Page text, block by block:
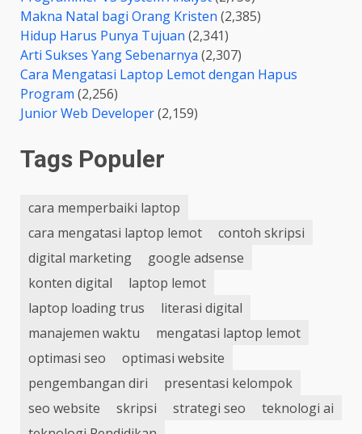
Makna Natal bagi Orang Kristen (2,385)
Hidup Harus Punya Tujuan (2,341)
Arti Sukses Yang Sebenarnya (2,307)
Cara Mengatasi Laptop Lemot dengan Hapus
Program (2,256)
Junior Web Developer(2,159)
Tags Populer
cara memperbaiki laptop
cara mengatasi laptop lemot
contoh skripsi
digital marketing
google adsense
konten digital
laptop lemot
laptop loading trus
literasi digital
manajemen waktu
mengatasi laptop lemot
optimasi seo
optimasi website
pengembangan diri
presentasi kelompok
seo website
skripsi strategi seo
teknologi ai